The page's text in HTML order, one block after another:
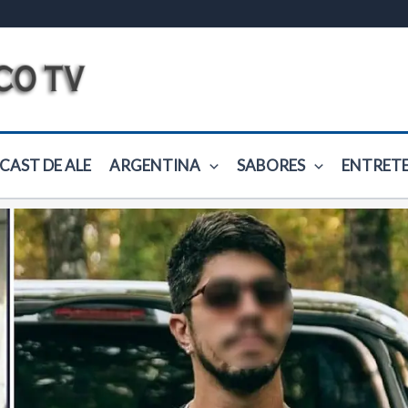
DE ALE ARGENTINA SABORES